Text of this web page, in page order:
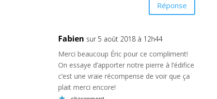
Réponse
Fabien sur 5 août 2018 à 12h44
Merci beaucoup Éric pour ce compliment!
On essaye d’apporter notre pierre à l’édifice
c’est une vraie récompense de voir que ça
plait merci encore!